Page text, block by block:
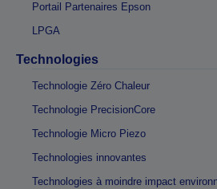
Portail Partenaires Epson
LPGA
Technologies
Technologie Zéro Chaleur
Technologie PrecisionCore
Technologie Micro Piezo
Technologies innovantes
Technologies à moindre impact